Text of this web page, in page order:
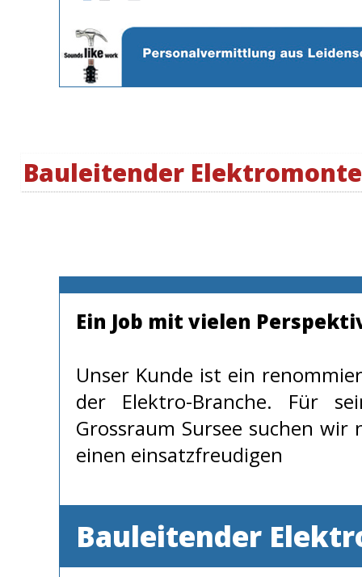
Bauleitender
Ein Job mit vielen
Unser Kunde ist ein
der Elektro-Branche. Für
Grossraum Sursee suchen wir
einen einsatzfreudigen
Bauleitender